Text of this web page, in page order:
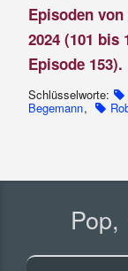
Episoden von
2024 (101 bis
Episode 153).
Schlüsselworte:
Begemann,
Pop,